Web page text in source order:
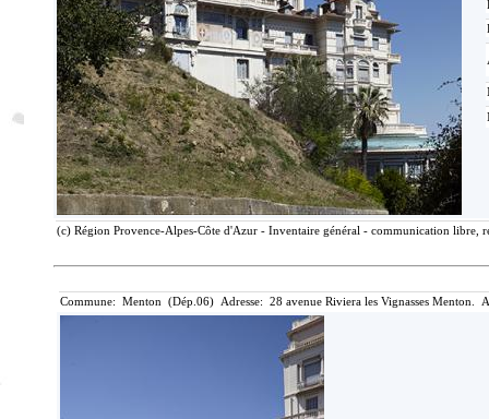
(c) Région Provence-Alpes-Côte d'Azur - Inventaire général - communication libre,
Commune: Menton (Dép.06) Adresse: 28 avenue Riviera les Vignasses Menton.